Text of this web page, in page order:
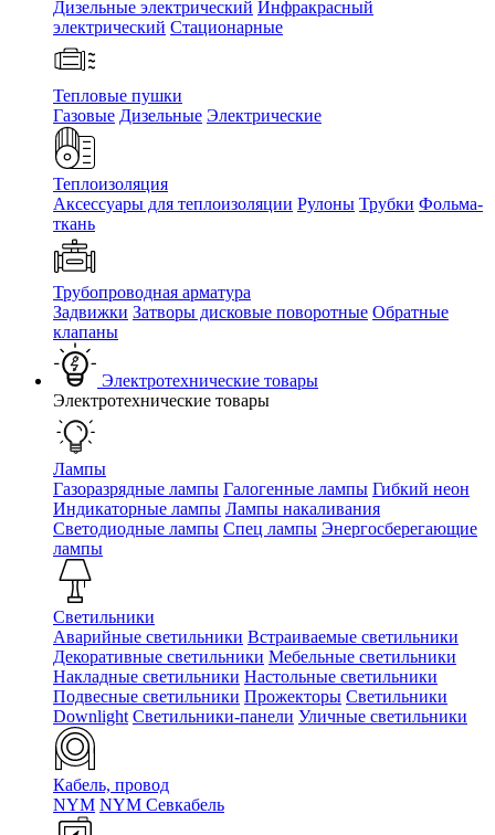
Дизельные электрический Инфракрасный
электрический Стационарные
Тепловые пушки
Газовые Дизельные Электрические
Теплоизоляция
Аксессуары для теплоизоляции Рулоны Трубки Фольма-
ткань
Трубопроводная арматура
Задвижки Затворы дисковые поворотные Обратные
клапаны
Электротехнические товары
Электротехнические товары
Лампы
Газоразрядные лампы Галогенные лампы Гибкий неон
Индикаторные лампы Лампы накаливания
Светодиодные лампы Спец лампы Энергосберегающие
лампы
Светильники
Аварийные светильники Встраиваемые светильники
Декоративные светильники Мебельные светильники
Накладные светильники Настольные светильники
Подвесные светильники Прожекторы Светильники
Downlight Светильники-панели Уличные светильники
Кабель, провод
NYM NYM Севкабель